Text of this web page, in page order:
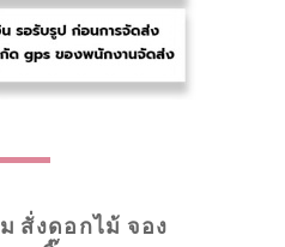
สั่งดอกไม้ จอง